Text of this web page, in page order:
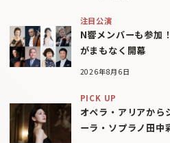
注目公演
N響メンバーも参加
がまもなく開幕
2026年8月6日
PICK UP
オペラ・アリアから
ーラ・ソプラノ田中